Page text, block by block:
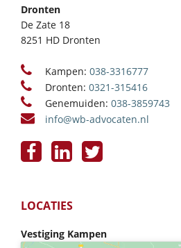
Dronten
De Zate 18
8251 HD Dronten
Kampen: 038-3316777
Dronten: 0321-315416
Genemuiden: 038-3859743
info@wb-advocaten.nl
LOCATIES
Vestiging Kampen